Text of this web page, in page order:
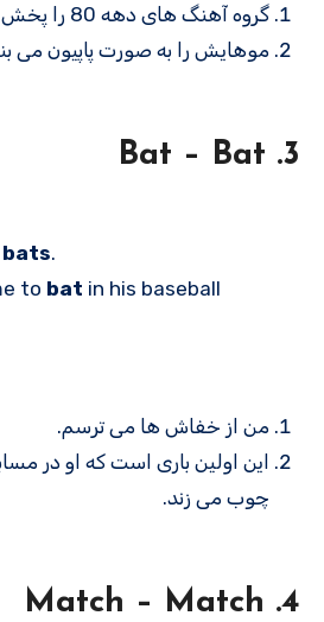
گروه آهنگ های دهه 80 را پخش می کرد.
موهایش را به صورت پاپیون می
3. Bat – Bat
bats.
to bat in his baseball
من از خفاش ها می ترسم.
این اولین باری است که او در
چوب می زند.
4. Match – Match